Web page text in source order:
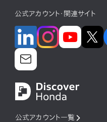
公式アカウント・関連サイト
公式アカウント一覧